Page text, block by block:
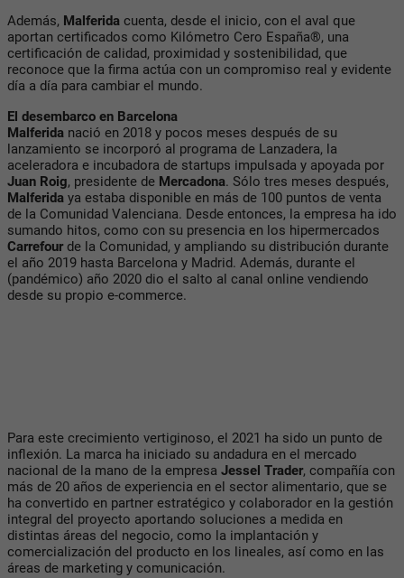
Además, Malferida cuenta, desde el inicio, con el aval que
aportan certificados como Kilómetro Cero España®, una
certificación de calidad, proximidad y sostenibilidad, que
reconoce que la firma actúa con un compromiso real y evidente
día a día para cambiar el mundo.
El desembarco en Barcelona
Malferida nació en 2018 y pocos meses después de su
lanzamiento se incorporó al programa de Lanzadera, la
aceleradora e incubadora de startups impulsada y apoyada por
Juan Roig, presidente de Mercadona. Sólo tres meses después,
Malferida ya estaba disponible en más de 100 puntos de venta
de la Comunidad Valenciana. Desde entonces, la empresa ha ido
sumando hitos, como con su presencia en los hipermercados
Carrefour de la Comunidad, y ampliando su distribución durante
el año 2019 hasta Barcelona y Madrid. Además, durante el
(pandémico) año 2020 dio el salto al canal online vendiendo
desde su propio e-commerce.
Para este crecimiento vertiginoso, el 2021 ha sido un punto de
inflexión. La marca ha iniciado su andadura en el mercado
nacional de la mano de la empresa Jessel Trader, compañía con
más de 20 años de experiencia en el sector alimentario, que se
ha convertido en partner estratégico y colaborador en la gestión
integral del proyecto aportando soluciones a medida en
distintas áreas del negocio, como la implantación y
comercialización del producto en los lineales, así como en las
áreas de marketing y comunicación.